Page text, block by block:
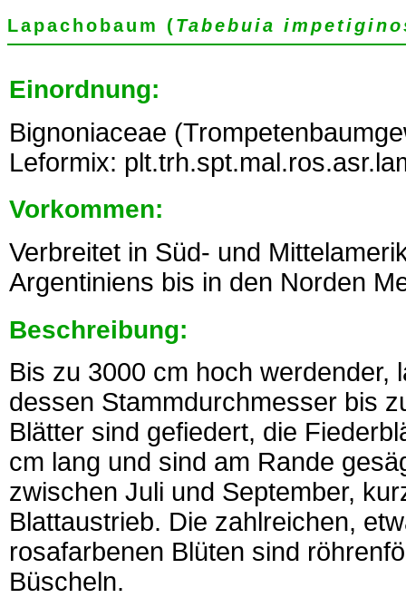
Lapachobaum (Tabebuia
Einordnung:
Bignoniaceae
Leformix:
Vorkommen:
Verbreitet in Süd- und
Argentiniens bis in den Norden
Beschreibung:
Bis zu 3000 cm hoch
dessen Stammdurchmesser bis
Blätter sind gefiedert, die
cm lang und sind am Rande
zwischen Juli und September,
Blattaustrieb. Die zahlreichen,
rosafarbenen Blüten sind
Büscheln.